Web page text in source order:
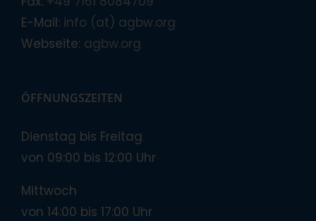
E-Mail: info (at) agbw.org
Webseite: agbw.org
ÖFFNUNGSZEITEN
Dienstag bis Freitag
von 09:00 bis 12:00 Uhr
Mittwoch
von 14:00 bis 17:00 Uhr